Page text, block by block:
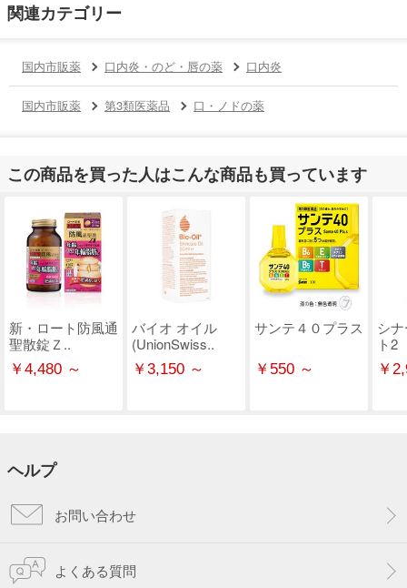
関連カテゴリー
国内市販薬 口内炎・のど・唇の薬 口内炎
国内市販薬 第3類医薬品 口・ノドの薬
この商品を買った人はこんな商品も買っています
新・ロート防風通
聖散錠Ｚ..
￥4,480 ～
バイオ オイル
(UnionSwiss..
￥3,150 ～
サンテ４０プラス
￥550 ～
シ
ト2
￥
ヘルプ
お問い合わせ
よくある質問